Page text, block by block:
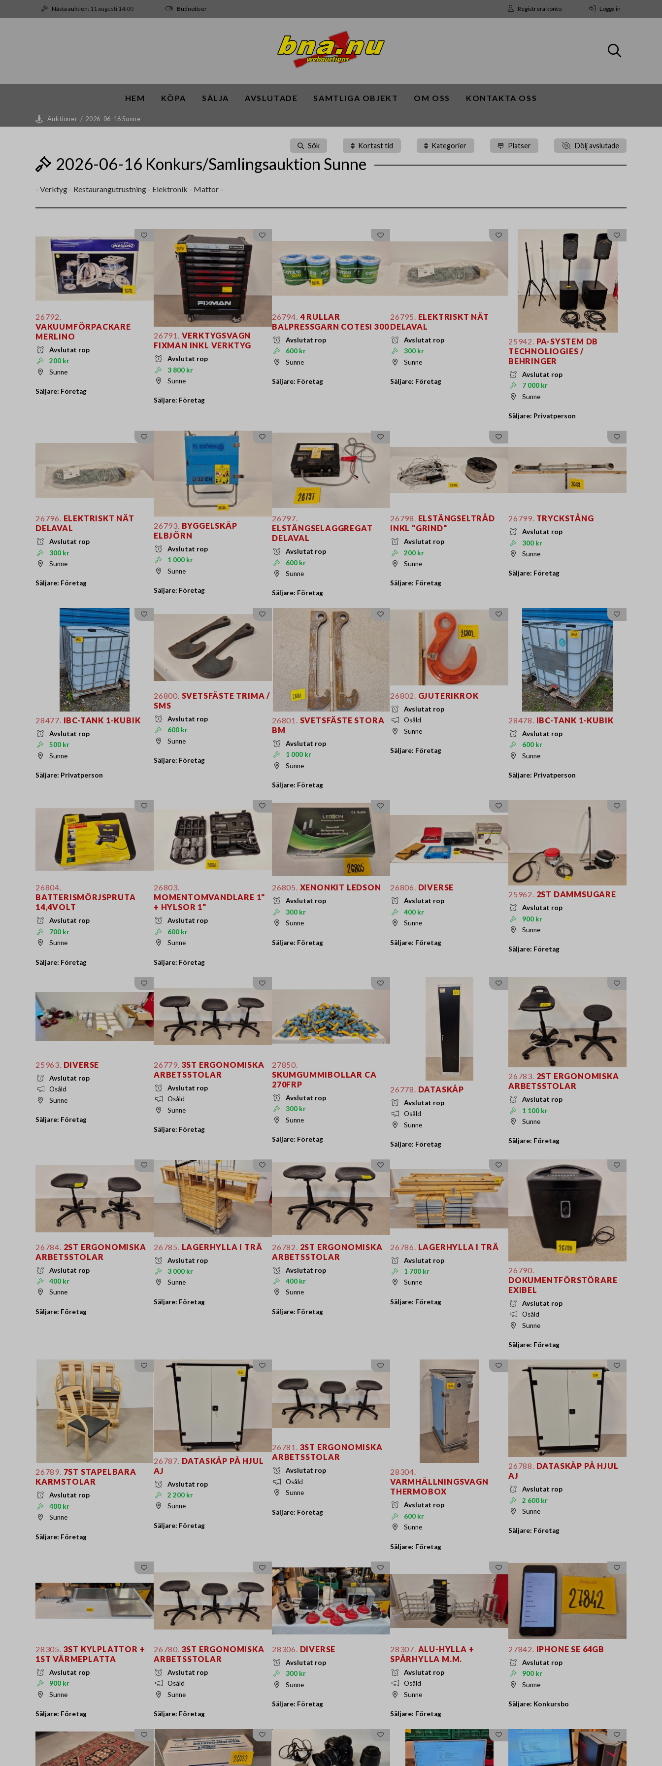
Nästa auktion: 11 augusti 14:00 Budnotiser Registrera konto Logga in
HEM KÖPA SÄLJA AVSLUTADE SAMTLIGA OBJEKT OM OSS KONTAKTA OSS
Auktioner / 2026-06-16 Sunne
Sök Kortast tid Kategorier Platser Dölj avslutade
2026-06-16 Konkurs/Samlingsauktion Sunne
- Verktyg - Restaurangutrustning - Elektronik - Mattor -
26792.
VAKUUMFÖRPACKARE
MERLINO
Avslutat rop
200 kr
Sunne
Säljare: Företag
26791. VERKTYGSVAGN
FIXMAN INKL VERKTYG
Avslutat rop
3 800 kr
Sunne
Säljare: Företag
26794. 4 RULLAR
BALPRESSGARN COTESI 300
Avslutat rop
600 kr
Sunne
Säljare: Företag
26795. ELEKTRISKT NÄT
DELAVAL
Avslutat rop
300 kr
Sunne
Säljare: Företag
25942. PA-SYSTEM DB
TECHNOLIOGIES /
BEHRINGER
Avslutat rop
7 000 kr
Sunne
Säljare: Privatperson
26796. ELEKTRISKT NÄT
DELAVAL
Avslutat rop
300 kr
Sunne
Säljare: Företag
26793. BYGGELSKÅP
ELBJÖRN
Avslutat rop
1 000 kr
Sunne
Säljare: Företag
26797.
ELSTÄNGSELAGGREGAT
DELAVAL
Avslutat rop
600 kr
Sunne
Säljare: Företag
26798. ELSTÄNGSELTRÅD
INKL "GRIND"
Avslutat rop
200 kr
Sunne
Säljare: Företag
26799. TRYCKSTÅNG
Avslutat rop
300 kr
Sunne
Säljare: Företag
28477. IBC-TANK 1-KUBIK
Avslutat rop
500 kr
Sunne
Säljare: Privatperson
26800. SVETSFÄSTE TRIMA /
SMS
Avslutat rop
600 kr
Sunne
Säljare: Företag
26801. SVETSFÄSTE STORA
BM
Avslutat rop
1 000 kr
Sunne
Säljare: Företag
26802. GJUTERIKROK
Avslutat rop
Osåld
Sunne
Säljare: Företag
28478. IBC-TANK 1-KUBIK
Avslutat rop
600 kr
Sunne
Säljare: Privatperson
26804.
BATTERISMÖRJSPRUTA
14,4VOLT
Avslutat rop
700 kr
Sunne
Säljare: Företag
26803.
MOMENTOMVANDLARE 1"
+ HYLSOR 1"
Avslutat rop
600 kr
Sunne
Säljare: Företag
26805. XENONKIT LEDSON
Avslutat rop
300 kr
Sunne
Säljare: Företag
26806. DIVERSE
Avslutat rop
400 kr
Sunne
Säljare: Företag
25962. 2ST DAMMSUGARE
Avslutat rop
900 kr
Sunne
Säljare: Företag
25963. DIVERSE
Avslutat rop
Osåld
Sunne
Säljare: Företag
26779. 3ST ERGONOMISKA
ARBETSSTOLAR
Avslutat rop
Osåld
Sunne
Säljare: Företag
27850.
SKUMGUMMIBOLLAR CA
270FRP
Avslutat rop
300 kr
Sunne
Säljare: Företag
26778. DATASKÅP
Avslutat rop
Osåld
Sunne
Säljare: Företag
26783. 2ST ERGONOMISKA
ARBETSSTOLAR
Avslutat rop
1 100 kr
Sunne
Säljare: Företag
26784. 2ST ERGONOMISKA
ARBETSSTOLAR
Avslutat rop
400 kr
Sunne
Säljare: Företag
26785. LAGERHYLLA I TRÄ
Avslutat rop
3 000 kr
Sunne
Säljare: Företag
26782. 2ST ERGONOMISKA
ARBETSSTOLAR
Avslutat rop
400 kr
Sunne
Säljare: Företag
26786. LAGERHYLLA I TRÄ
Avslutat rop
1 700 kr
Sunne
Säljare: Företag
26790.
DOKUMENTFÖRSTÖRARE
EXIBEL
Avslutat rop
Osåld
Sunne
Säljare: Företag
26789. 7ST STAPELBARA
KARMSTOLAR
Avslutat rop
400 kr
Sunne
Säljare: Företag
26787. DATASKÅP PÅ HJUL
AJ
Avslutat rop
2 200 kr
Sunne
Säljare: Företag
26781. 3ST ERGONOMISKA
ARBETSSTOLAR
Avslutat rop
Osåld
Sunne
Säljare: Företag
28304.
VARMHÅLLNINGSVAGN
THERMOBOX
Avslutat rop
600 kr
Sunne
Säljare: Företag
26788. DATASKÅP PÅ HJUL
AJ
Avslutat rop
2 600 kr
Sunne
Säljare: Företag
28305. 3ST KYLPLATTOR +
1ST VÄRMEPLATTA
Avslutat rop
900 kr
Sunne
Säljare: Företag
26780. 3ST ERGONOMISKA
ARBETSSTOLAR
Avslutat rop
Osåld
Sunne
Säljare: Företag
28306. DIVERSE
Avslutat rop
300 kr
Sunne
Säljare: Företag
28307. ALU-HYLLA +
SPÅRHYLLA M.M.
Avslutat rop
Osåld
Sunne
Säljare: Företag
27842. IPHONE SE 64GB
Avslutat rop
900 kr
Sunne
Säljare: Konkursbo